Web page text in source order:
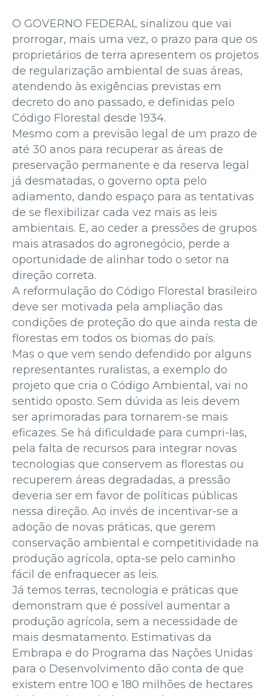
O GOVERNO FEDERAL sinalizou que vai
prorrogar, mais uma vez, o prazo para que os
proprietários de terra apresentem os projetos
de regularização ambiental de suas áreas,
atendendo às exigências previstas em
decreto do ano passado, e definidas pelo
Código Florestal desde 1934.
Mesmo com a previsão legal de um prazo de
até 30 anos para recuperar as áreas de
preservação permanente e da reserva legal
já desmatadas, o governo opta pelo
adiamento, dando espaço para as tentativas
de se flexibilizar cada vez mais as leis
ambientais. E, ao ceder a pressões de grupos
mais atrasados do agronegócio, perde a
oportunidade de alinhar todo o setor na
direção correta.
A reformulação do Código Florestal brasileiro
deve ser motivada pela ampliação das
condições de proteção do que ainda resta de
florestas em todos os biomas do país.
Mas o que vem sendo defendido por alguns
representantes ruralistas, a exemplo do
projeto que cria o Código Ambiental, vai no
sentido oposto. Sem dúvida as leis devem
ser aprimoradas para tornarem-se mais
eficazes. Se há dificuldade para cumpri-las,
pela falta de recursos para integrar novas
tecnologias que conservem as florestas ou
recuperem áreas degradadas, a pressão
deveria ser em favor de políticas públicas
nessa direção. Ao invés de incentivar-se a
adoção de novas práticas, que gerem
conservação ambiental e competitividade na
produção agrícola, opta-se pelo caminho
fácil de enfraquecer as leis.
Já temos terras, tecnologia e práticas que
demonstram que é possível aumentar a
produção agrícola, sem a necessidade de
mais desmatamento. Estimativas da
Embrapa e do Programa das Nações Unidas
para o Desenvolvimento dão conta de que
existem entre 100 e 180 milhões de hectares